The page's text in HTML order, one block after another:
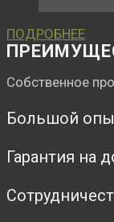
ПОДРОБНЕЕ
Собственное
Большой
Гарантия на